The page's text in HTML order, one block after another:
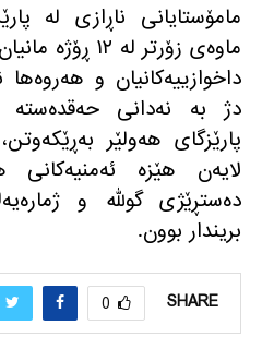
مامۆستایانی ناڕازی له‌
ماوه‌ی زۆرتر له‌
داخوازییه‌كانیان و
دژ به‌ نه‌دانی حه‌قده‌سته‌
پارێزگای هه‌ولێر
لایه‌ن هێزه‌ ئه‌منیه‌كانی
ده‌ستڕێژی گولله‌ و
بریندار بوون.
SHARE
0